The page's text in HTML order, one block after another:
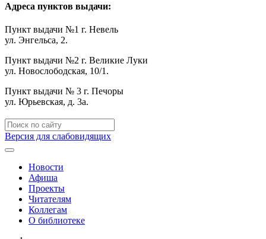
Адреса пунктов выдачи:
Пункт выдачи №1 г. Невель
ул. Энгельса, 2.
Пункт выдачи №2 г. Великие Луки
ул. Новослободская, 10/1.
Пункт выдачи № 3 г. Печоры
ул. Юрьевская, д. 3а.
Версия для слабовидящих
Новости
Афиша
Проекты
Читателям
Коллегам
О библиотеке